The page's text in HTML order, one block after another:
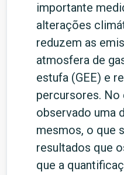
importante
alterações
reduzem as
atmosfera de
estufa (GEE) e
percursores. No
observado uma
mesmos, o que
resultados que
que a